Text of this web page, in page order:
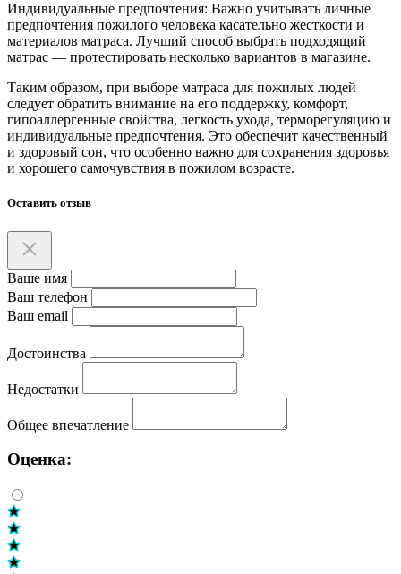
Индивидуальные предпочтения: Важно учитывать личные
предпочтения пожилого человека касательно жесткости и
материалов матраса. Лучший способ выбрать подходящий
матрас — протестировать несколько вариантов в магазине.
Таким образом, при выборе матраса для пожилых людей
следует обратить внимание на его поддержку, комфорт,
гипоаллергенные свойства, легкость ухода, терморегуляцию и
индивидуальные предпочтения. Это обеспечит качественный
и здоровый сон, что особенно важно для сохранения здоровья
и хорошего самочувствия в пожилом возрасте.
Оставить отзыв
Ваше имя
Ваш телефон
Ваш email
Достоинства
Недостатки
Общее впечатление
Оценка: